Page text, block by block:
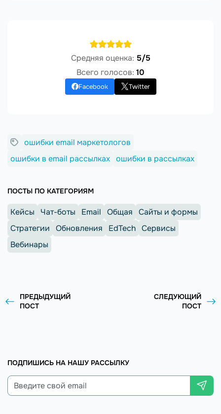
Средняя оценка: 5/5
Всего голосов: 10
Facebook Twitter
ошибки email маркетологов
ошибки в email рассылках ошибки в рассылках
ПОСТЫ ПО КАТЕГОРИЯМ
Кейсы Чат-боты Email Общая
Сайты и формы
Стратегии
Обновления EdTech Сервисы
Вебинары
ПРЕДЫДУЩИЙ
ПОСТ
СЛЕДУЮЩИЙ
ПОСТ
ПОДПИШИСЬ НА НАШУ РАССЫЛКУ